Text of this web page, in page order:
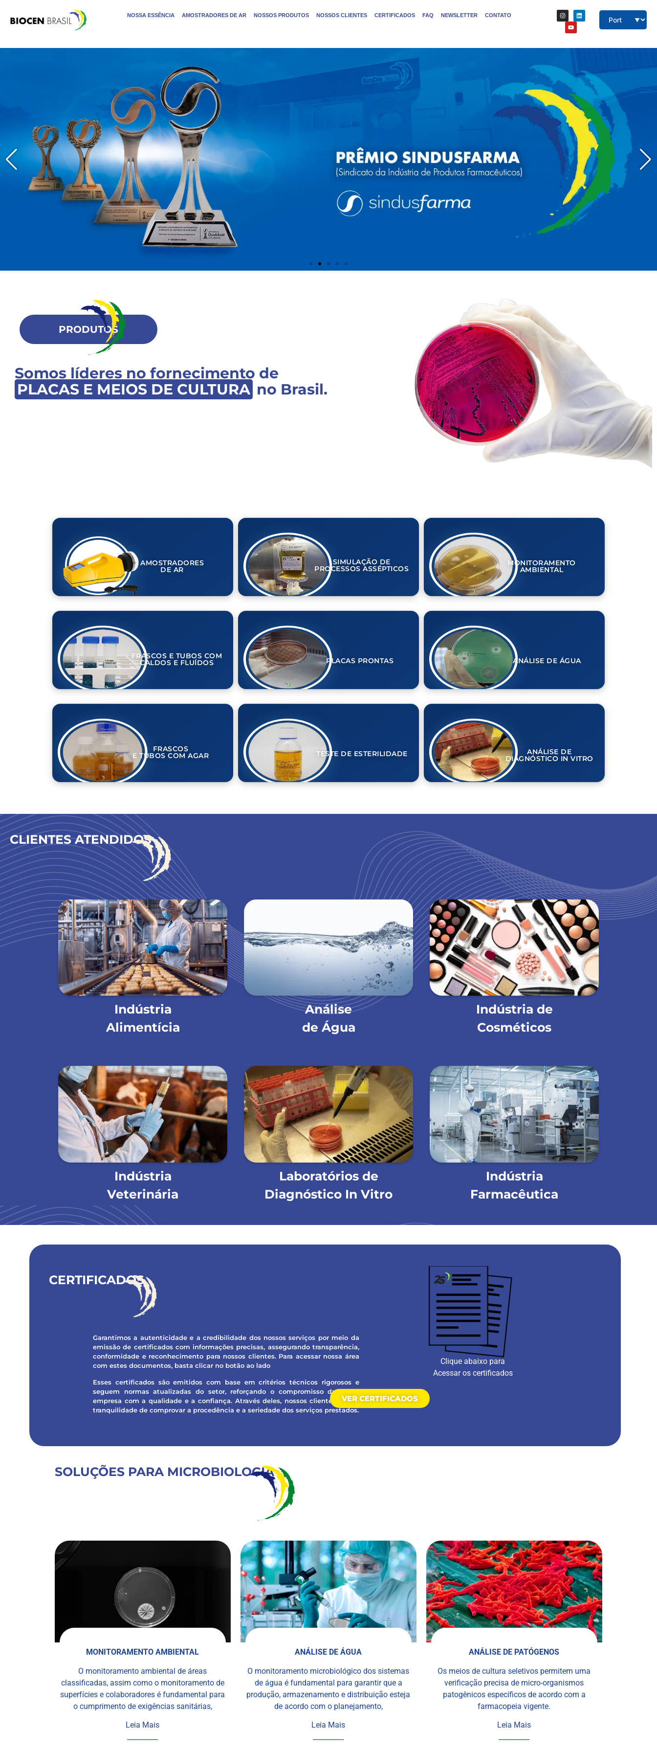
NOSSA ESSÊNCIA AMOSTRADORES DE AR NOSSOS PRODUTOS NOSSOS CLIENTES CERTIFICADOS FAQ NEWSLETTER CONTATO
PRODUTOS
Somos líderes no fornecimento de
PLACAS E MEIOS DE CULTURA no Brasil.
AMOSTRADORES
DE AR
SIMULAÇÃO DE
PROCESSOS ASSÉPTICOS
MONITORAMENTO
AMBIENTAL
FRASCOS E TUBOS COM
CALDOS E FLUÍDOS PLACAS PRONTAS ANÁLISE DE ÁGUA
FRASCOS
E TUBOS COM AGAR TESTE DE ESTERILIDADE ANÁLISE DE
DIAGNÓSTICO IN VITRO
CLIENTES ATENDIDOS
Indústria
Alimentícia
Análise
de Água
Indústria de
Cosméticos
Indústria
Veterinária
Laboratórios de
Diagnóstico In Vitro
Indústria
Farmacêutica
CERTIFICADOS
Garantimos a autenticidade e a credibilidade dos nossos serviços por meio da
emissão de certificados com informações precisas, assegurando transparência,
conformidade e reconhecimento para nossos clientes. Para acessar nossa área
com estes documentos, basta clicar no botão ao lado
Esses certificados são emitidos com base em critérios técnicos rigorosos e
seguem normas atualizadas do setor, reforçando o compromisso da nossa
empresa com a qualidade e a confiança. Através deles, nossos clientes têm a
tranquilidade de comprovar a procedência e a seriedade dos serviços prestados.
Clique abaixo para
Acessar os certificados
VER CERTIFICADOS
SOLUÇÕES PARA MICROBIOLOGIA
MONITORAMENTO AMBIENTAL
O monitoramento ambiental de áreas
classificadas, assim como o monitoramento de
superfícies e colaboradores é fundamental para
o cumprimento de exigências sanitárias,
Leia Mais
ANÁLISE DE ÁGUA
O monitoramento microbiológico dos sistemas
de água é fundamental para garantir que a
produção, armazenamento e distribuição esteja
de acordo com o planejamento,
Leia Mais
ANÁLISE DE PATÓGENOS
Os meios de cultura seletivos permitem uma
verificação precisa de micro-organismos
patogênicos específicos de acordo com a
farmacopeia vigente.
Leia Mais